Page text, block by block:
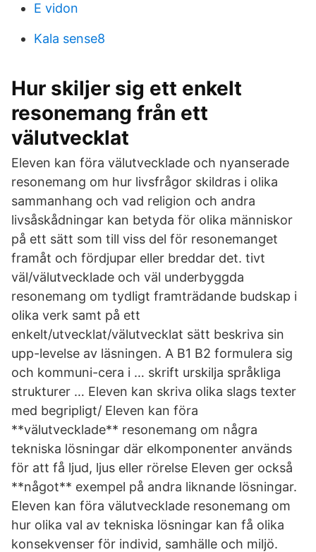
E vidon
Kala sense8
Hur skiljer sig ett enkelt
resonemang från ett
välutvecklat
Eleven kan föra välutvecklade och nyanserade
resonemang om hur livsfrågor skildras i olika
sammanhang och vad religion och andra
livsåskådningar kan betyda för olika människor
på ett sätt som till viss del för resonemanget
framåt och fördjupar eller breddar det. tivt
väl/välutvecklade och väl underbyggda
resonemang om tydligt framträdande budskap i
olika verk samt på ett
enkelt/utvecklat/välutvecklat sätt beskriva sin
upp-levelse av läsningen. A B1 B2 formulera sig
och kommuni-cera i … skrift urskilja språkliga
strukturer … Eleven kan skriva olika slags texter
med begripligt/ Eleven kan föra
**välutvecklade** resonemang om några
tekniska lösningar där elkomponenter används
för att få ljud, ljus eller rörelse Eleven ger också
**något** exempel på andra liknande lösningar.
Eleven kan föra välutvecklade resonemang om
hur olika val av tekniska lösningar kan få olika
konsekvenser för individ, samhälle och miljö.